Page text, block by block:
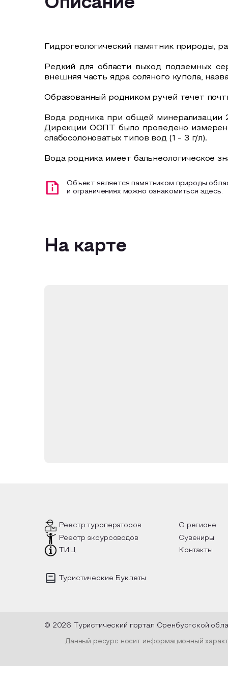
Описание
Гидрогеологический памятник природы,
Редкий для области выход подземных
внешняя часть ядра соляного купола,
Образованный родником ручей течет
Вода родника при общей минерализации
Дирекции ООПТ было проведено
слабосолоноватых типов вод (1 - 3 г/л).
Вода родника имеет бальнеологическое
Объект является памятником природы
и ограничениях можно ознакомиться здесь.
На карте
Реестр туроператоров О регионе
Реестр эксурсоводов
Сувениры
ТИЦ
Контакты
Туристические Буклеты
© 2026 Туристический портал Оренбургской
Данный ресурс носит информационный